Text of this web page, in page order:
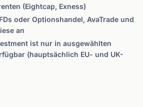
(Eightcap, Exness)
oder Optionshandel, AvaTrade und
an
ist nur in ausgewählten
(hauptsächlich EU- und UK-